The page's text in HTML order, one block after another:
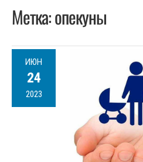
Метка:опекуны
ИЮН
24
2023